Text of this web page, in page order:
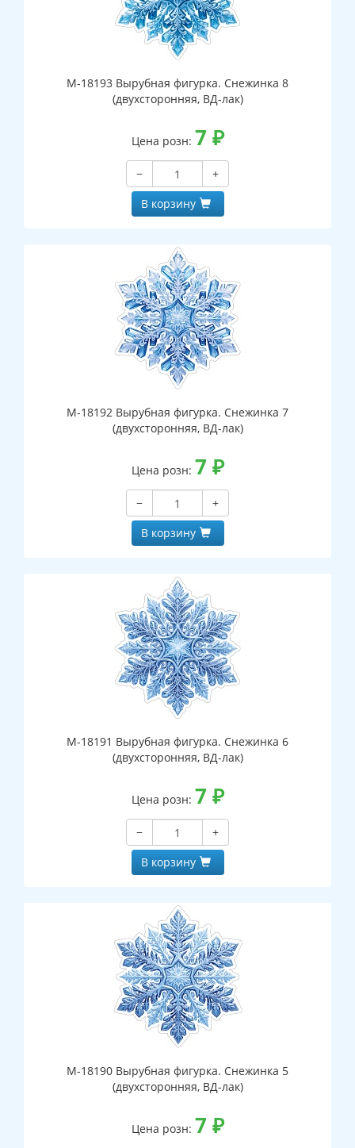
М-18193 Вырубная фигурка. Снежинка 8
(двухсторонняя, ВД-лак)
Цена розн: 7 ₽
−
+
В корзину
М-18192 Вырубная фигурка. Снежинка 7
(двухсторонняя, ВД-лак)
Цена розн: 7 ₽
−
+
В корзину
М-18191 Вырубная фигурка. Снежинка 6
(двухсторонняя, ВД-лак)
Цена розн: 7 ₽
−
+
В корзину
М-18190 Вырубная фигурка. Снежинка 5
(двухсторонняя, ВД-лак)
Цена розн: 7 ₽